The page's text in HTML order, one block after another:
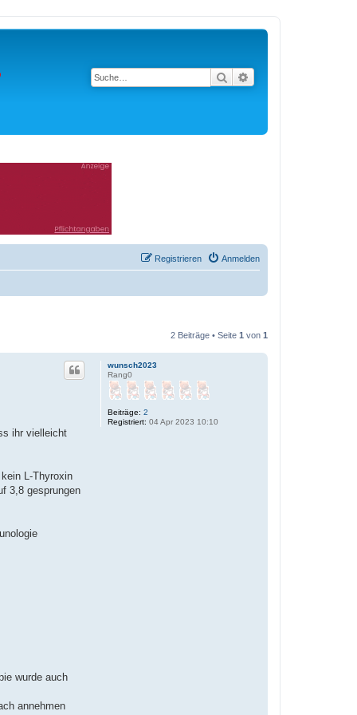
Suche
Anmelden
Registrieren
2 Beiträge • Seite 1 von 1
wunsch2023
Rang0
Beiträge: 2
Registriert: 04 Apr 2023 10:10
ihr vielleicht
L-Thyroxin
3,8 gesprungen
wurde auch
annehmen